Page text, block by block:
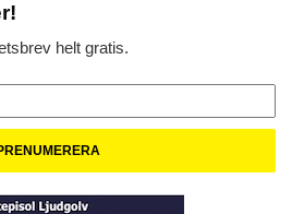
helt gratis.